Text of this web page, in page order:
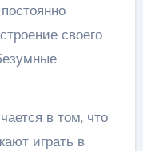
своего
в том, что
играть в